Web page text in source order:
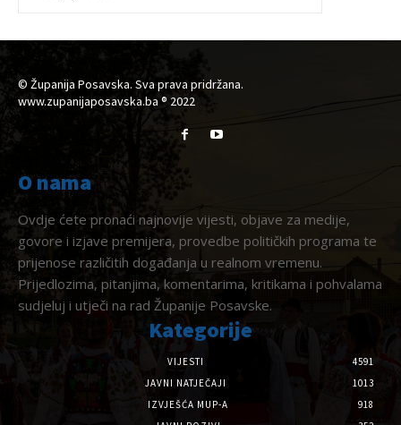
© Županija Posavska. Sva prava pridržana.
www.zupanijaposavska.ba ® 2022
O nama
Ovdje ćete pronaći najnovije vijesti, objave za medije,
govore i izjave premijera, provedbe političkih programa te
prijenose različitih događanja u realnom vremenu.
Prijedlozima, pitanjima, komentarima, kritikama i pohvalama
sudjeluj i utječi na rad Županije Posavske.
Kategorije
VIJESTI
4591
JAVNI NATJEČAJI
1013
IZVJEŠĆA MUP-A
918